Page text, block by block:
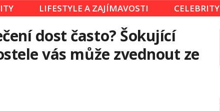
LIFESTYLE A ZAJÍMAVOSTI CELEBRITY
dost často? Šokující
vás může zvednout ze